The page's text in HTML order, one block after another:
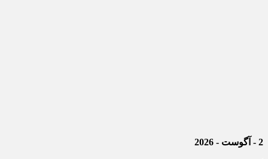
2 - آگوست - 2026